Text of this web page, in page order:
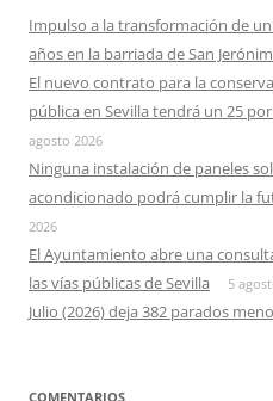
Impulso a la transformación de
años en la barriada de San
El nuevo contrato para la
pública en Sevilla tendrá un 25
agosto 2026
Ninguna instalación de paneles
acondicionado podrá cumplir la
2026
El Ayuntamiento abre una
las vías públicas de Sevilla
5
Julio (2026) deja 382 parados
COMENTARIOS